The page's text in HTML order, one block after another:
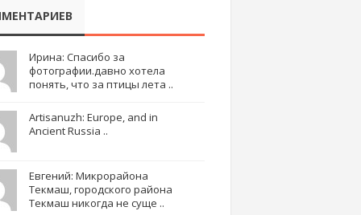
Ирина: Спасибо за
фотографии.давно хотела
понять, что за птицы лета ..
Artisanuzh: Europe, and in
Ancient Russia ..
Евгений: Микрорайона
Текмаш, городского района
Текмаш никогда не суще ..